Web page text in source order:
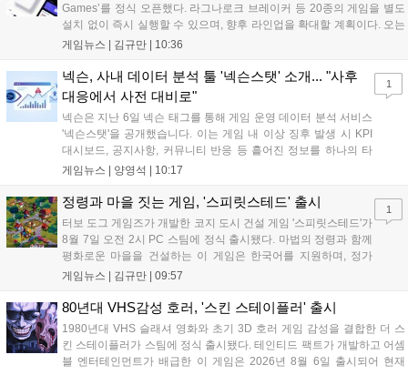
Games’를 정식 오픈했다. 라그나로크 브레이커 등 20종의 게임을 별도
설치 없이 즉시 실행할 수 있으며, 향후 라인업을 확대할 계획이다. 오는
11일부터는 게임 실행 시 할인 쿠폰을 지급하는 오픈 기념 이벤트도 진
있는 환경을 조성해 창작자와 이용자 모두에게 새로운 경험을 제공할 것
으로 기대된다....
게임뉴스 | 김규만 10:36
넥슨, 사내 데이터 분석 툴 '넥슨스탯' 소개... "사후
대응에서 사전 대비로"
넥슨은 지난 6일 넥슨 태그를 통해 게임 운영 데이터 분석 서비스
'넥슨스탯'을 공개했습니다. 이는 게임 내 이상 징후 발생 시 KPI
대시보드, 공지사항, 커뮤니티 반응 등 흩어진 정보를 하나의 타
임라인에 연결해 원인을 빠르게 파악하도록 돕는 관제 허브입니
중심의 운영 방식을 사전 대비 체계로 전환하며 데이터 기반의 효
율적인 의사결정을 지원하고 있습니다....
게임뉴스 | 양영석 10:17
1
정령과 마을 짓는 게임, '스피릿스테드' 출시
터보 도그 게임즈가 개발한 코지 도시 건설 게임 '스피릿스테드'가
8월 7일 오전 2시 PC 스팀에 정식 출시됐다. 마법의 정령과 함께
평화로운 마을을 건설하는 이 게임은 한국어를 지원하며, 정가
10,700원에서 10% 할인된 9,630원에 판매된다. 플레이어는 어
고 정령을 활용해 공동체를 성장시킬 수 있다. 따뜻한 손그림 그
래픽이 특징이며, 부담 없이 즐길 수 있는 힐링 게임으로 기대를
모으고 있다....
게임뉴스 | 김규만 09:57
1
80년대 VHS감성 호러, '스킨 스테이플러' 출시
1980년대 VHS 슬래셔 영화와 초기 3D 호러 게임 감성을 결합한 더 스
킨 스테이플러가 스팀에 정식 출시됐다. 테인티드 팩트가 개발하고 어셈
블 엔터테인먼트가 배급한 이 게임은 2026년 8월 6일 출시되어 현재